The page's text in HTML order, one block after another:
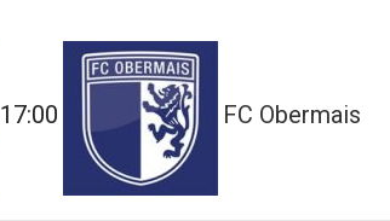
17:00 FC Obermais